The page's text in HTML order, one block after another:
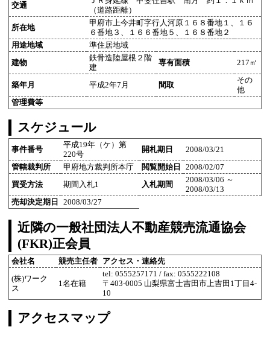
交通
（道路距離）
所在地
甲府市上今井町字行人河原１６８番地１、１６
６番地３、１６６番地５、１６８番地２
用途地域
準住居地域
建物
鉄骨造陸屋根２階
建
専有面積 217㎡
築年月 平成2年7月 間取
その
他
管理費等
スケジュール
事件番号
平成19年（ケ）第
220号
開札期日 2008/03/21
管轄裁判所 甲府地方裁判所本庁 閲覧開始日 2008/02/07
買受方法 期間入札1 入札期間
2008/03/06 ～
2008/03/13
売却決定期日
2008/03/27
近隣の一般社団法人不動産競売流通協会
(FKR)正会員
会社名 競売主任者 アクセス・連絡先
(株)ワーク
ス
1名在籍
tel: 0555257171 / fax: 0555222108
〒403-0005 山梨県富士吉田市上吉田1丁目4-
10
アクセスマップ